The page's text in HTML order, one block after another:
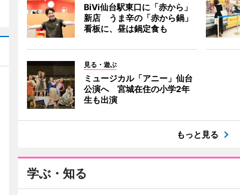
BiVi仙台駅東口に「赤から」
新店 うま辛の「赤から鍋」
看板に、昼は鍋定食も
見る・遊ぶ
ミュージカル「アニー」仙台
公演へ 宮城在住の小学2年
生も出演
もっと見る
学ぶ・知る